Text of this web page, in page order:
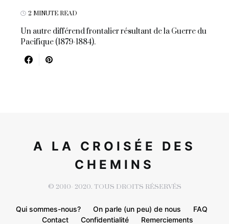
2 MINUTE READ
Un autre différend frontalier résultant de la Guerre du
Pacifique (1879-1884).
A LA CROISÉE DES
CHEMINS
© 2010- 2020. TOUS DROITS RÉSERVÉS
Qui sommes-nous? On parle (un peu) de nous
FAQ
Contact
Confidentialité Remerciements